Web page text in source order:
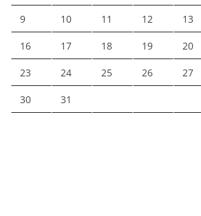
9 10 11 12 13
16 17 18 19 20
23 24 25 26 27
30 31